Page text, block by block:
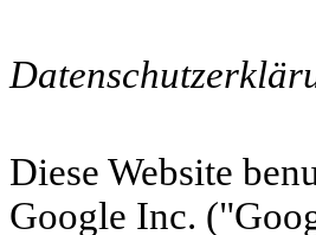
Diese Website
Google Inc.